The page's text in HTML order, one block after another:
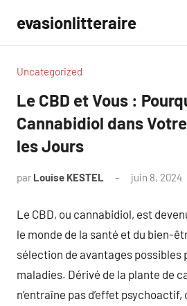
contenu
evasionlitteraire
Uncategorized
Le CBD et Vous :
Cannabidiol dans
les Jours
par Louise KESTEL juin 8, 2024
Le CBD, ou cannabidiol, est
le monde de la santé et du bien-
sélection de avantages possibles
maladies. Dérivé de la plante de
n’entraîne pas d’effet